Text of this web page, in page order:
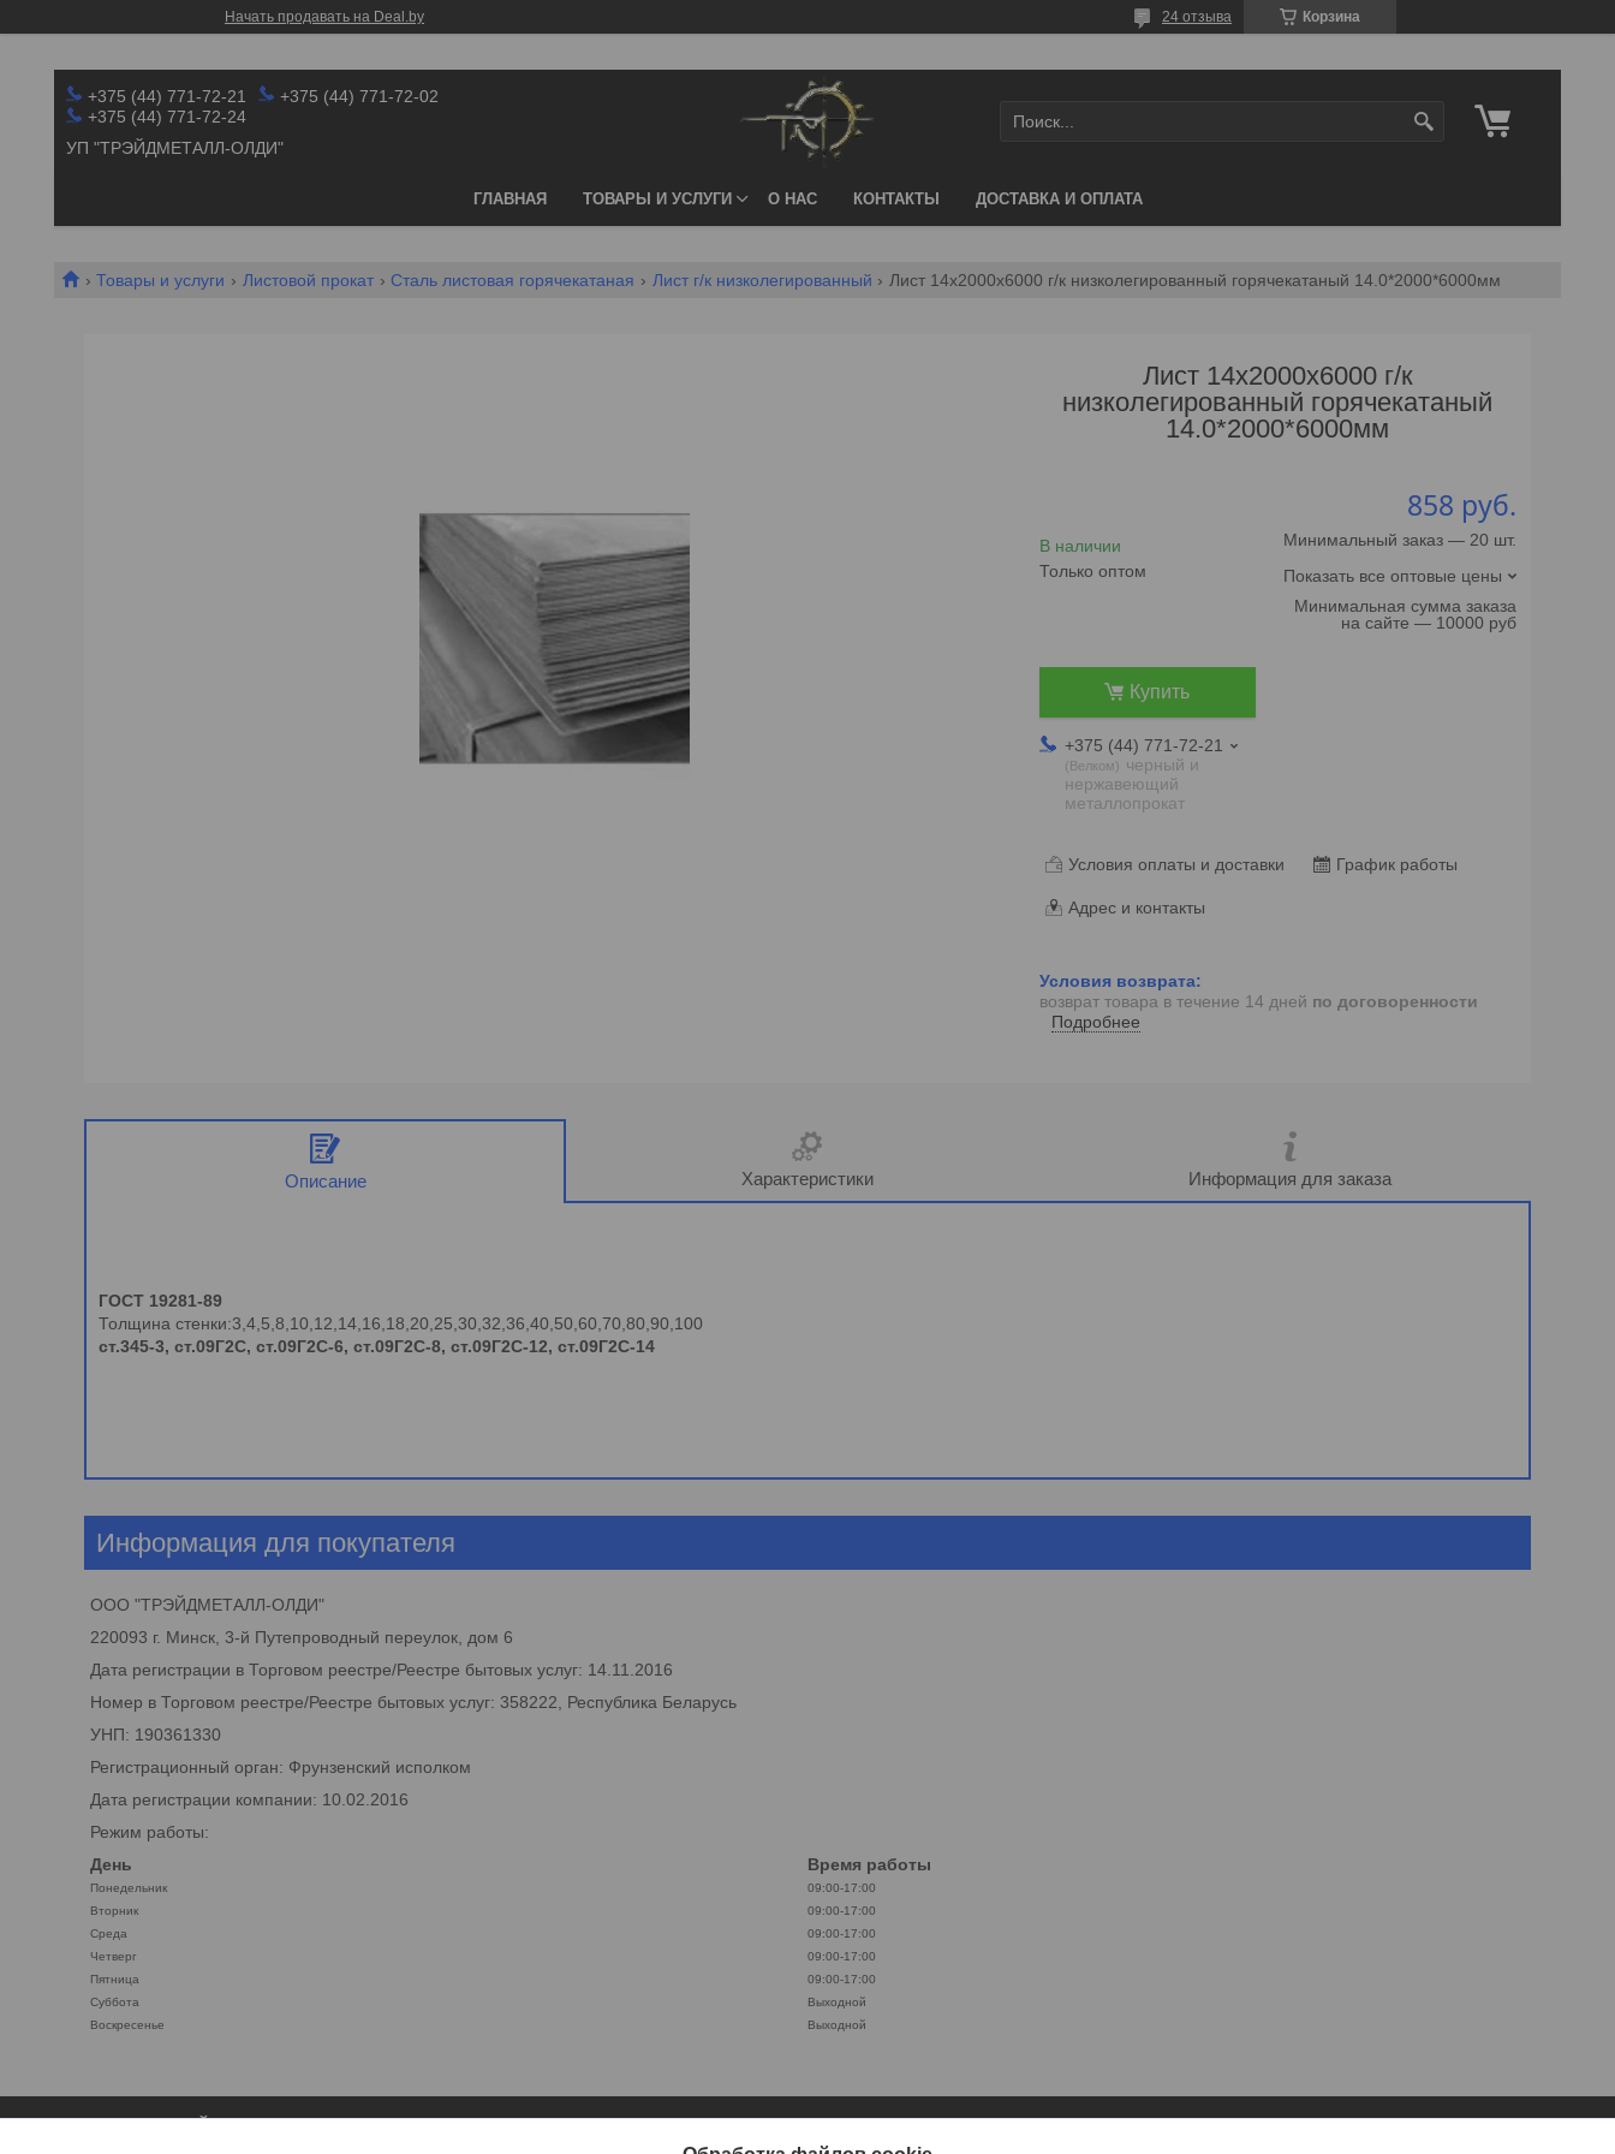
Начать продавать на Deal.by Корзина
24 отзыва
+375 (44) 771-72-21
+375 (44) 771-72-02
+375 (44) 771-72-24
УП "ТРЭЙДМЕТАЛЛ-ОЛДИ"
ГЛАВНАЯ ТОВАРЫ И УСЛУГИ О НАС КОНТАКТЫ ДОСТАВКА И ОПЛАТА
Товары и услуги Листовой прокат Сталь листовая горячекатаная Лист г/к низколегированный Лист 14х2000х6000 г/к низколегированный горячекатаный 14.0*2000*6000мм
Лист 14х2000х6000 г/к
низколегированный горячекатаный
14.0*2000*6000мм
В наличии
Только оптом
858 руб.
Минимальный заказ — 20 шт.
Показать все оптовые цены
Минимальная сумма заказа
на сайте — 10000 руб
Купить
+375 (44) 771-72-21
Велком
черный и
нержавеющий
металлопрокат
Условия оплаты и доставки График работы
Адрес и контакты
возврат товара в течение 14 дней по договоренности
Подробнее
Описание Характеристики Информация для заказа
ГОСТ 19281-89
Толщина стенки:3,4,5,8,10,12,14,16,18,20,25,30,32,36,40,50,60,70,80,90,100
ст.345-3, ст.09Г2С, ст.09Г2С-6, ст.09Г2С-8, ст.09Г2С-12, ст.09Г2С-14
Информация для покупателя
ООО "ТРЭЙДМЕТАЛЛ-ОЛДИ"
220093 г. Минск, 3-й Путепроводный переулок, дом 6
Дата регистрации в Торговом реестре/Реестре бытовых услуг: 14.11.2016
Номер в Торговом реестре/Реестре бытовых услуг: 358222, Республика Беларусь
УНП: 190361330
Регистрационный орган: Фрунзенский исполком
Дата регистрации компании: 10.02.2016
Режим работы:
День
Время работы
Понедельник
09:00-17:00
Вторник
09:00-17:00
Среда
09:00-17:00
Четверг
09:00-17:00
Пятница
09:00-17:00
Суббота
Выходной
Воскресенье
Выходной
ЛИСТОВОЙ ПРОКАТ
СТАТЬИ